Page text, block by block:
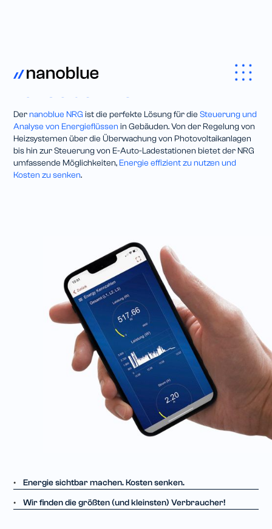
Dernanoblue NRG ist die perfekte Lösung für dieSteuerung und
Analyse von Energieflüssen in Gebäuden. Von der Regelung von
Heizsystemen über die Überwachung von Photovoltaikanlagen
bis hin zur Steuerung von E-Auto-Ladestationen bietet der NRG
umfassende Möglichkeiten, Energie effizient zu nutzen und
Kosten zu senken.
• Energie sichtbar machen. Kosten senken.
• Wir finden die größten (und kleinsten) Verbraucher!